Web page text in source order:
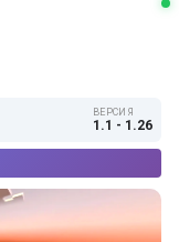
ВЕРСИЯ
1.1 - 1.26